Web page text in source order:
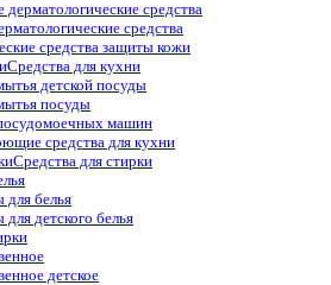
средства
средства защиты кожи
Средства для кухни
детской посуды
посуды
машин
средства для кухни
Средства для стирки
белья
детского белья
детское